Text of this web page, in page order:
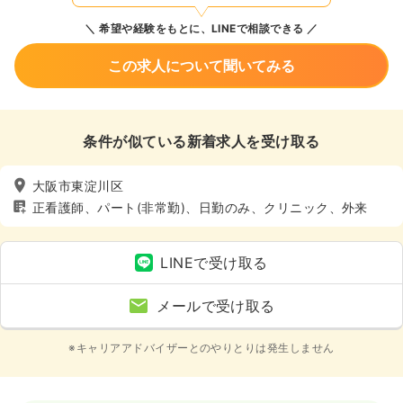
希望や経験をもとに、LINEで相談できる
この求人について聞いてみる
条件が似ている新着求人を受け取る
大阪市東淀川区
正看護師、パート(非常勤)、日勤のみ、クリニック、外来
LINEで受け取る
メールで受け取る
※キャリアアドバイザーとのやりとりは発生しません